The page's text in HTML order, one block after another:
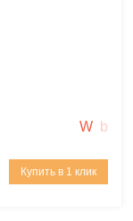
Купить в 1 клик